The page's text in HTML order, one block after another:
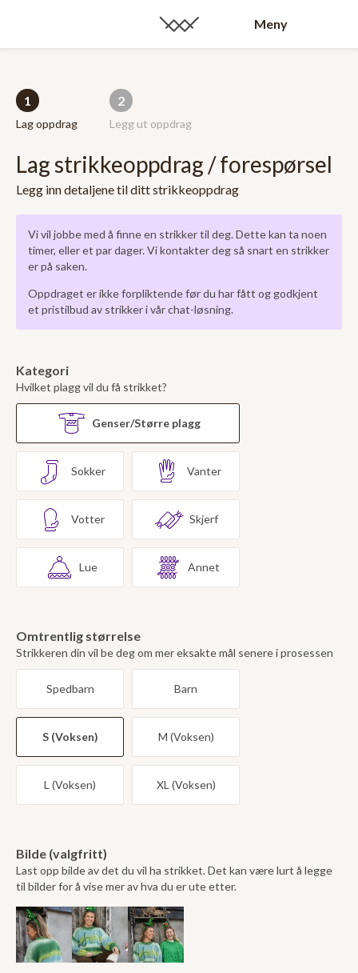
Meny
1
Lag oppdrag
2
Legg ut oppdrag
Lag strikkeoppdrag / forespørsel
Legg inn detaljene til ditt strikkeoppdrag
Vi vil jobbe med å finne en strikker til deg. Dette kan ta noen
timer, eller et par dager. Vi kontakter deg så snart en strikker
er på saken.
Oppdraget er ikke forpliktende før du har fått og godkjent
et pristilbud av strikker i vår chat-løsning.
Kategori
Hvilket plagg vil du få strikket?
Genser/Større plagg
Sokker Vanter
Votter Skjerf
Lue Annet
Omtrentlig størrelse
Strikkeren din vil be deg om mer eksakte mål senere i prosessen
Spedbarn Barn
S (Voksen) M (Voksen)
L (Voksen) XL (Voksen)
Bilde (valgfritt)
Last opp bilde av det du vil ha strikket. Det kan være lurt å legge
til bilder for å vise mer av hva du er ute etter.